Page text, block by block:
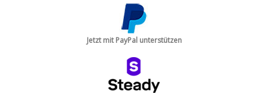
Jetzt mit PayPal unterstützen